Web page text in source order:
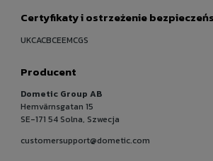
Certyfikaty i ostrzeżenie
UKCACBCEEMCGS
Producent
Dometic Group AB
Hemvärnsgatan 15
SE-171 54 Solna, Szwecja
customersupport@dometic.com